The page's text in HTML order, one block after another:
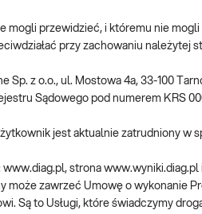
przewidzieć, i któremu nie
przy zachowaniu
Sp. z o.o., ul. Mostowa 4a, 33-100
Sądowego pod numerem KRS
jest aktualnie zatrudniony w
strona www.wyniki.diag.pl
zawrzeć Umowę o wykonanie
Są to Usługi, które świadczymy